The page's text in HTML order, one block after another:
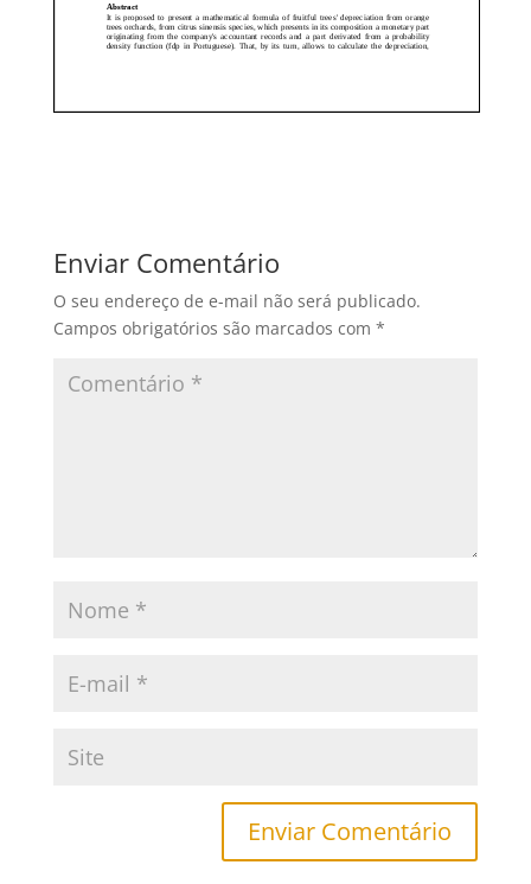
Enviar Comentário
O seu endereço de e-mail não será publicado.
Campos obrigatórios são marcados com *